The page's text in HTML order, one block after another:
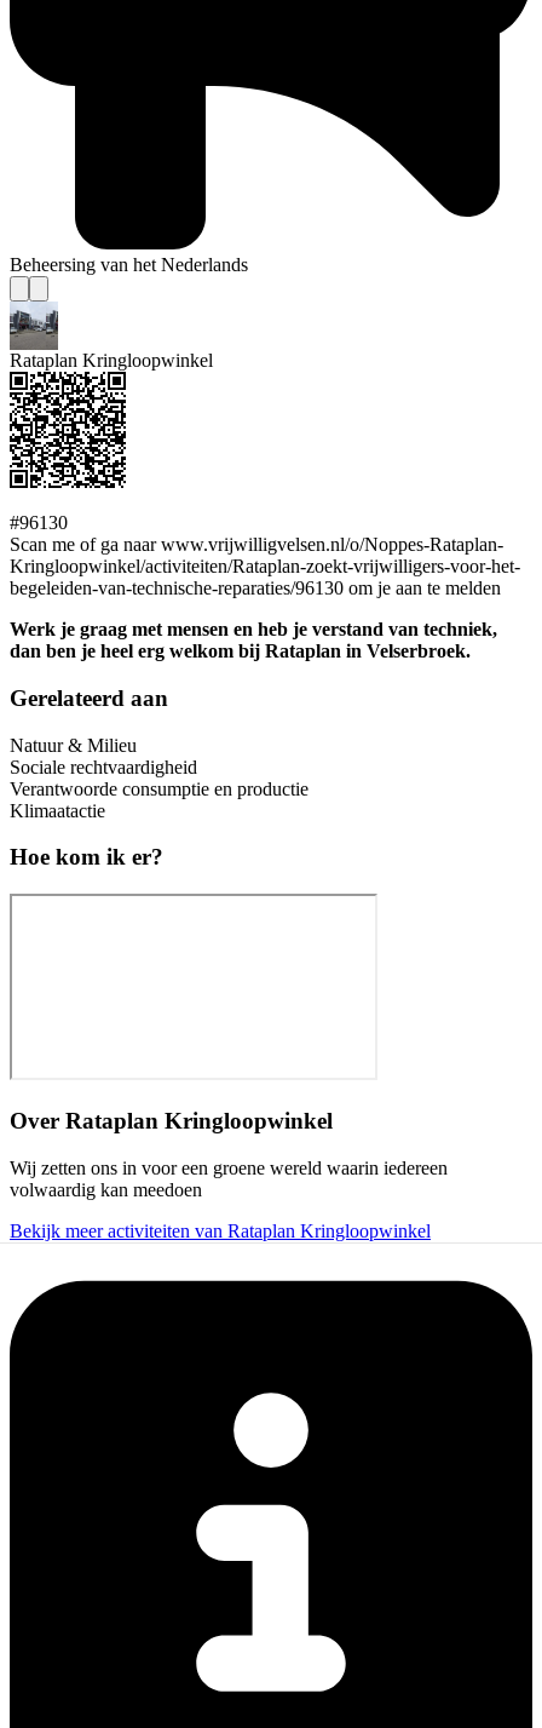
Beheersing van het Nederlands
Rataplan Kringloopwinkel
#96130
Scan me of ga naar www.vrijwilligvelsen.nl/o/Noppes-Rataplan-
Kringloopwinkel/activiteiten/Rataplan-zoekt-vrijwilligers-voor-het-
begeleiden-van-technische-reparaties/96130 om je aan te melden
Werk je graag met mensen en heb je verstand van techniek,
dan ben je heel erg welkom bij Rataplan in Velserbroek.
Gerelateerd aan
Natuur & Milieu
Sociale rechtvaardigheid
Verantwoorde consumptie en productie
Klimaatactie
Hoe kom ik er?
Over Rataplan Kringloopwinkel
Wij zetten ons in voor een groene wereld waarin iedereen
volwaardig kan meedoen
Bekijk meer activiteiten van Rataplan Kringloopwinkel